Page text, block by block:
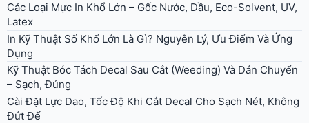
Các Loại Mực In Khổ Lớn – Gốc Nước, Dầu, Eco-Solvent, UV,
Latex
In Kỹ Thuật Số Khổ Lớn Là Gì? Nguyên Lý, Ưu Điểm Và Ứng
Dụng
Kỹ Thuật Bóc Tách Decal Sau Cắt (Weeding) Và Dán Chuyển
– Sạch, Đúng
Cài Đặt Lực Dao, Tốc Độ Khi Cắt Decal Cho Sạch Nét, Không
Đứt Đế